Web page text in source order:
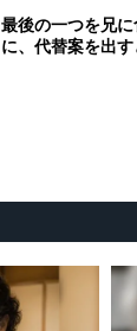
最後の一つを兄
に、代替案を出す